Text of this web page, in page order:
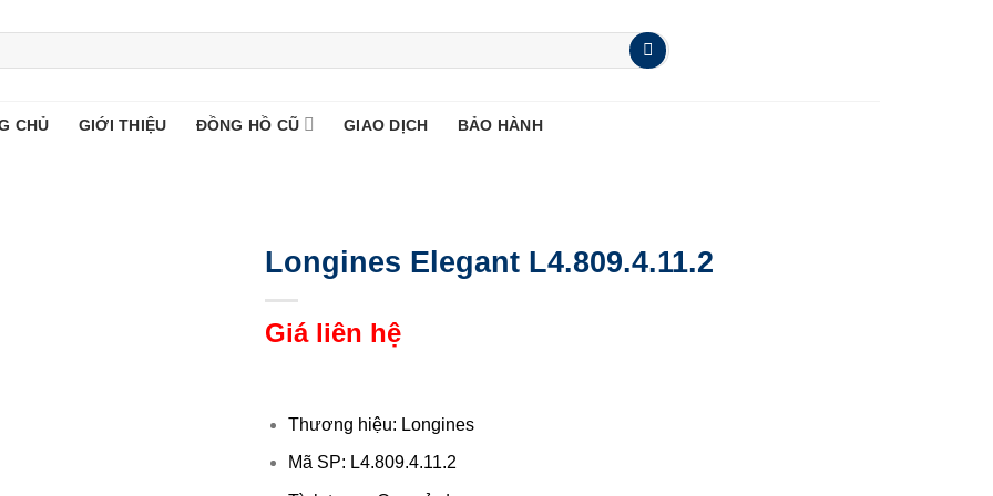
CHỦ GIỚI THIỆU ĐỒNG HỒ CŨ GIAO DỊCH BẢO HÀNH
Longines Elegant L4.809.4.11.2
Giá liên hệ
Thương hiệu: Longines
Mã SP: L4.809.4.11.2